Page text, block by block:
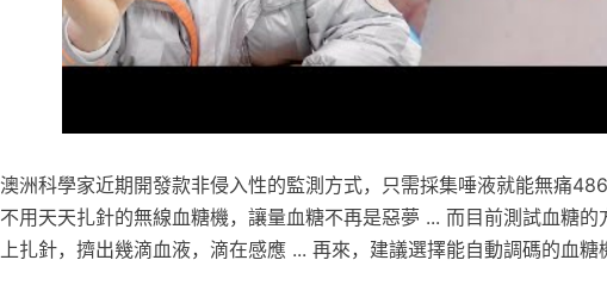
澳洲科學家近期開發款非侵入性的監測方式，只需採集唾液就能無痛
不用天天扎針的無線血糖機，讓量血糖不再是惡夢 ... 而目前測試血糖
上扎針，擠出幾滴血液，滴在感應 ... 再來，建議選擇能自動調碼的血糖